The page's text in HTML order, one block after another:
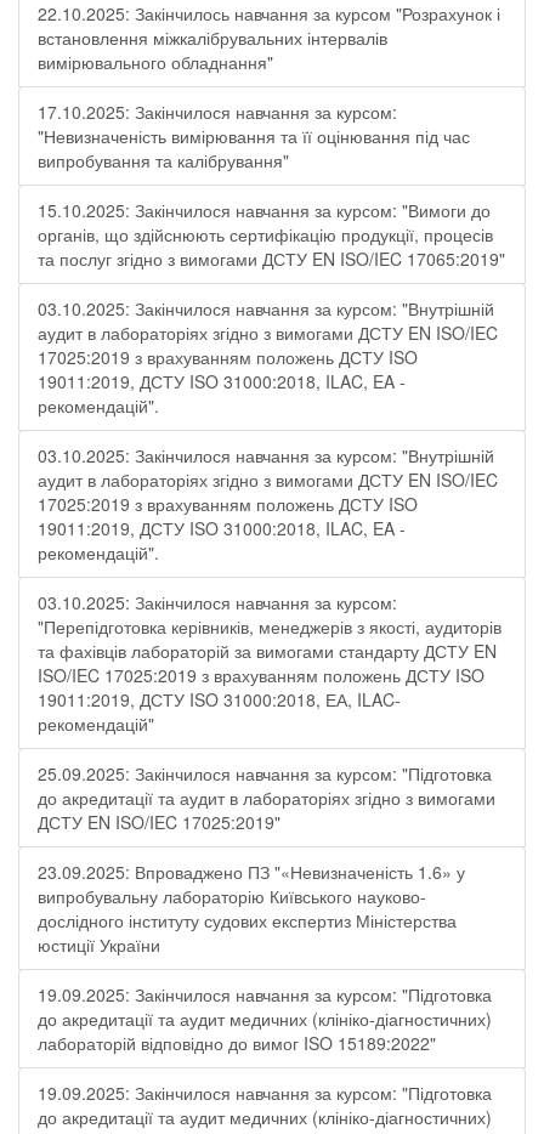
22.10.2025: Закінчилось навчання за курсом "Розрахунок і
встановлення міжкалібрувальних інтервалів
вимірювального обладнання"
17.10.2025: Закінчилося навчання за курсом:
"Невизначеність вимірювання та її оцінювання під час
випробування та калібрування"
15.10.2025: Закінчилося навчання за курсом: "Вимоги до
органів, що здійснюють сертифікацію продукції, процесів
та послуг згідно з вимогами ДСТУ EN ISO/IEC 17065:2019"
03.10.2025: Закінчилося навчання за курсом: "Внутрішній
аудит в лабораторіях згідно з вимогами ДСТУ EN ISO/IEC
17025:2019 з врахуванням положень ДСТУ ISO
19011:2019, ДСТУ ISO 31000:2018, ILAC, EA -
рекомендацій".
03.10.2025: Закінчилося навчання за курсом: "Внутрішній
аудит в лабораторіях згідно з вимогами ДСТУ EN ISO/IEC
17025:2019 з врахуванням положень ДСТУ ISO
19011:2019, ДСТУ ISO 31000:2018, ILAC, EA -
рекомендацій".
03.10.2025: Закінчилося навчання за курсом:
"Перепідготовка керівників, менеджерів з якості, аудиторів
та фахівців лабораторій за вимогами стандарту ДСТУ EN
ISO/IEC 17025:2019 з врахуванням положень ДСТУ ISO
19011:2019, ДСТУ ISO 31000:2018, ЕА, ILAC-
рекомендацій"
25.09.2025: Закінчилося навчання за курсом: "Підготовка
до акредитації та аудит в лабораторіях згідно з вимогами
ДСТУ EN ISO/IEC 17025:2019"
23.09.2025: Впроваджено ПЗ "«Невизначеність 1.6» у
випробувальну лабораторію Київського науково-
дослідного інституту судових експертиз Міністерства
юстиції України
19.09.2025: Закінчилося навчання за курсом: "Підготовка
до акредитації та аудит медичних (клініко-діагностичних)
лабораторій відповідно до вимог ISO 15189:2022"
19.09.2025: Закінчилося навчання за курсом: "Підготовка
до акредитації та аудит медичних (клініко-діагностичних)